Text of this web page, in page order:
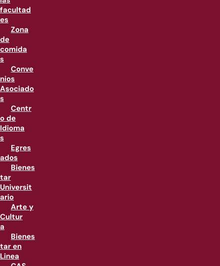
facultad
es
Zona
de
comida
s
Conve
nios
Asociado
s
Centr
o de
Idioma
s
Egres
ados
Bienes
tar
Universit
ario
Arte y
Cultur
a
Bienes
tar en
Linea